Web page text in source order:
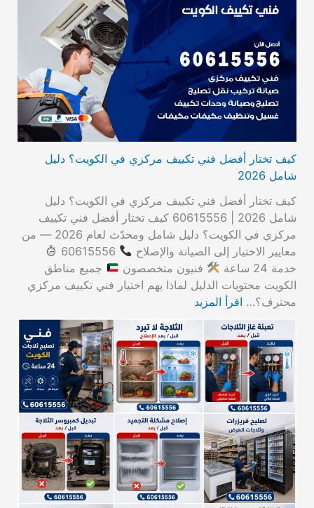
كيف تختار أفضل فني تكييف مركزي في الكويت؟ دليل
شامل 2026
كيف تختار أفضل فني تكييف مركزي في الكويت؟ دليل
شامل 2026 | 60615556 كيف تختار أفضل فني تكييف
مركزي في الكويت؟ دليل شامل ومحدّث لعام 2026 — من
معايير الاختيار إلى الصيانة والإصلاح
خدمة 24 ساعة
فنيون متخصصون
جميع مناطق
الكويت محتويات الدليل لماذا يهم اختيار فني تكييف مركزي
محترف؟… اقرأ المزيد